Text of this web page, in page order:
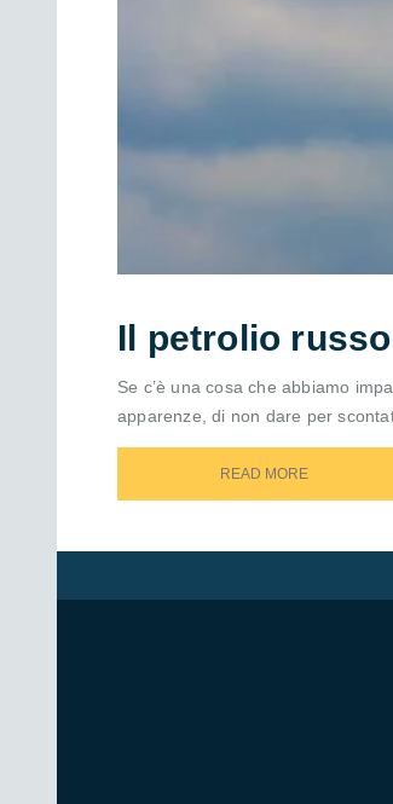
Il petrolio
Se c’è una cosa che abbiamo
apparenze, di non dare per
READ MORE